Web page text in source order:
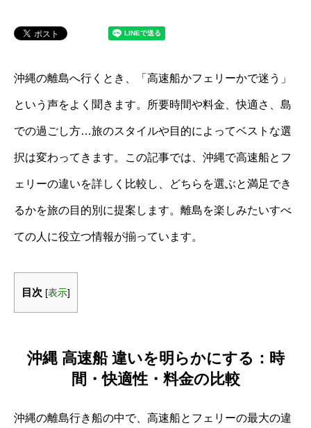
沖縄の離島へ行くとき、「高速船かフェリーかで迷う」
という声をよく聞きます。所要時間や料金、快適さ、島
での過ごし方…旅のスタイルや目的によってベストな選
択は変わってきます。この記事では、沖縄で高速船とフ
ェリーの違いを詳しく比較し、どちらを選ぶと満足でき
るかを旅の目的別に提案します。離島を楽しみたいすべ
ての人に役立つ情報が揃っています。
目次 [表示]
沖縄 高速船 違いを明らかにする：時
間・快適性・料金の比較
沖縄の離島行き船の中で、高速船とフェリーの最大の違